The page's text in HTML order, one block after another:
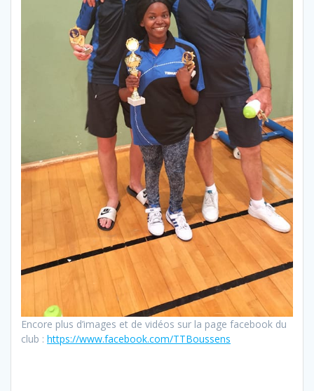
Encore plus d’images et de vidéos sur la page facebook du
club : https://www.facebook.com/TTBoussens